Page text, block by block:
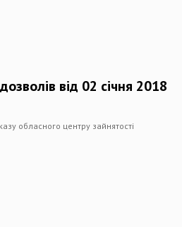
від 02 січня 2018
обласного центру зайнятості